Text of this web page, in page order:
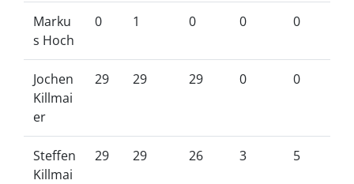
Marku
s Hoch
0 1 0 0 0
Jochen
Killmai
er
29 29 29 0 0
Steffen
Killmai
29 29 26 3 5